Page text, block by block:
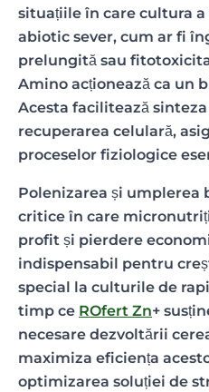
situațiile în care cultura
abiotic sever, cum ar fi
prelungită sau
Amino acționează ca un
Acesta facilitează
recuperarea celulară,
proceselor fiziologice
Polenizarea și umplerea
critice în care
profit și pierdere
indispensabil pentru
special la culturile de
timp ce ROfert Zn+
necesare dezvoltării
maximiza eficiența
optimizarea soluției de